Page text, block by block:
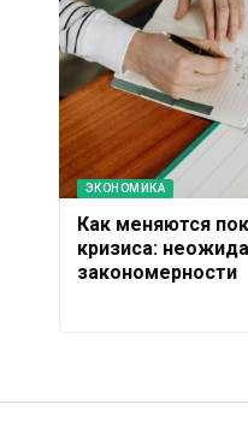
ЭКОНОМИКА
Как меняются
кризиса:
закономерности